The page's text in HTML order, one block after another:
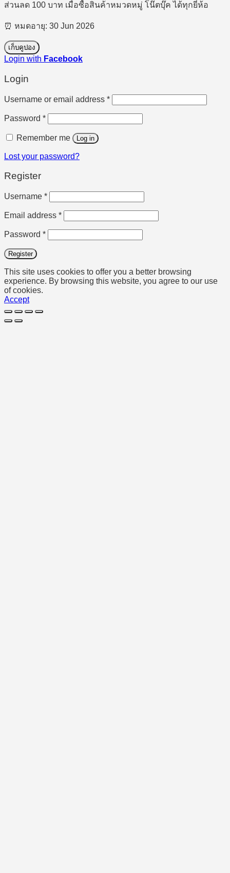
ส่วนลด 100 บาท เมื่อซื้อสินค้าหมวดหมู่ โน๊ตบุ๊ค ได้ทุกยี่ห้อ
⏰ หมดอายุ: 30 Jun 2026
เก็บคูปอง
Login with Facebook
Login
Username or email address *Required
Password *Required
Remember me Log in
Lost your password?
Register
Username *Required
Email address *Required
Password *Required
Register
This site uses cookies to offer you a better browsing
experience. By browsing this website, you agree to our use
of cookies.
Accept